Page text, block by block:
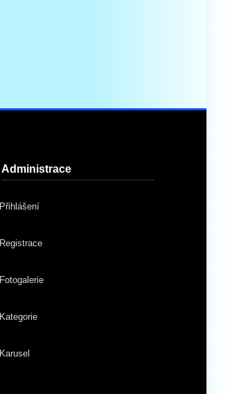
Administrace
Přihlášení
Registrace
Fotogalerie
Kategorie
Karusel